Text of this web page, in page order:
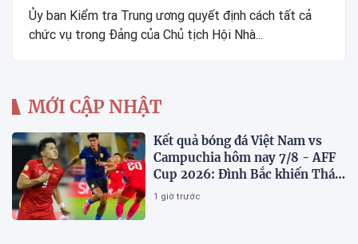
Ủy ban Kiểm tra Trung ương quyết định cách tất cả
chức vụ trong Đảng của Chủ tịch Hội Nhà...
MỚI CẬP NHẬT
Kết quả bóng đá Việt Nam vs
Campuchia hôm nay 7/8 - AFF
Cup 2026: Đình Bắc khiến Thái
Lan run sợ
1 giờ trước